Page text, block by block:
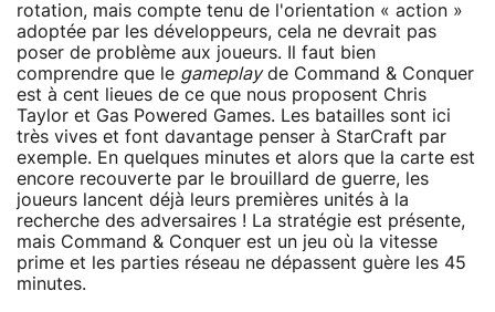
rotation, mais compte tenu de l'orientation « action »
adoptée par les développeurs, cela ne devrait pas
poser de problème aux joueurs. Il faut bien
comprendre que le gameplayde Command & Conquer
est à cent lieues de ce que nous proposent Chris
Taylor et Gas Powered Games. Les batailles sont ici
très vives et font davantage penser à StarCraft par
exemple. En quelques minutes et alors que la carte est
encore recouverte par le brouillard de guerre, les
joueurs lancent déjà leurs premières unités à la
recherche des adversaires ! La stratégie est présente,
mais Command & Conquer est un jeu où la vitesse
prime et les parties réseau ne dépassent guère les 45
minutes.